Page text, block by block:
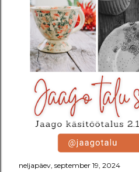
neljapäev, september 19, 2024